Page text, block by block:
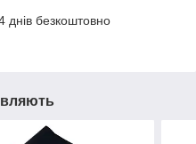
днів безкоштовно